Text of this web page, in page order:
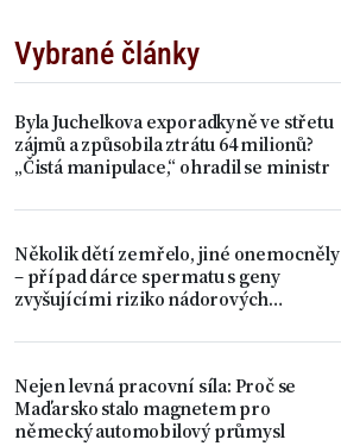
Vybrané články
Byla Juchelkova exporadkyně ve střetu
zájmů a způsobila ztrátu 64 milionů?
„Čistá manipulace,“ ohradil se ministr
Několik dětí zemřelo, jiné onemocněly
– případ dárce spermatu s geny
zvyšujícími riziko nádorových
Nejen levná pracovní síla: Proč se
Maďarsko stalo magnetem pro
německý automobilový průmysl